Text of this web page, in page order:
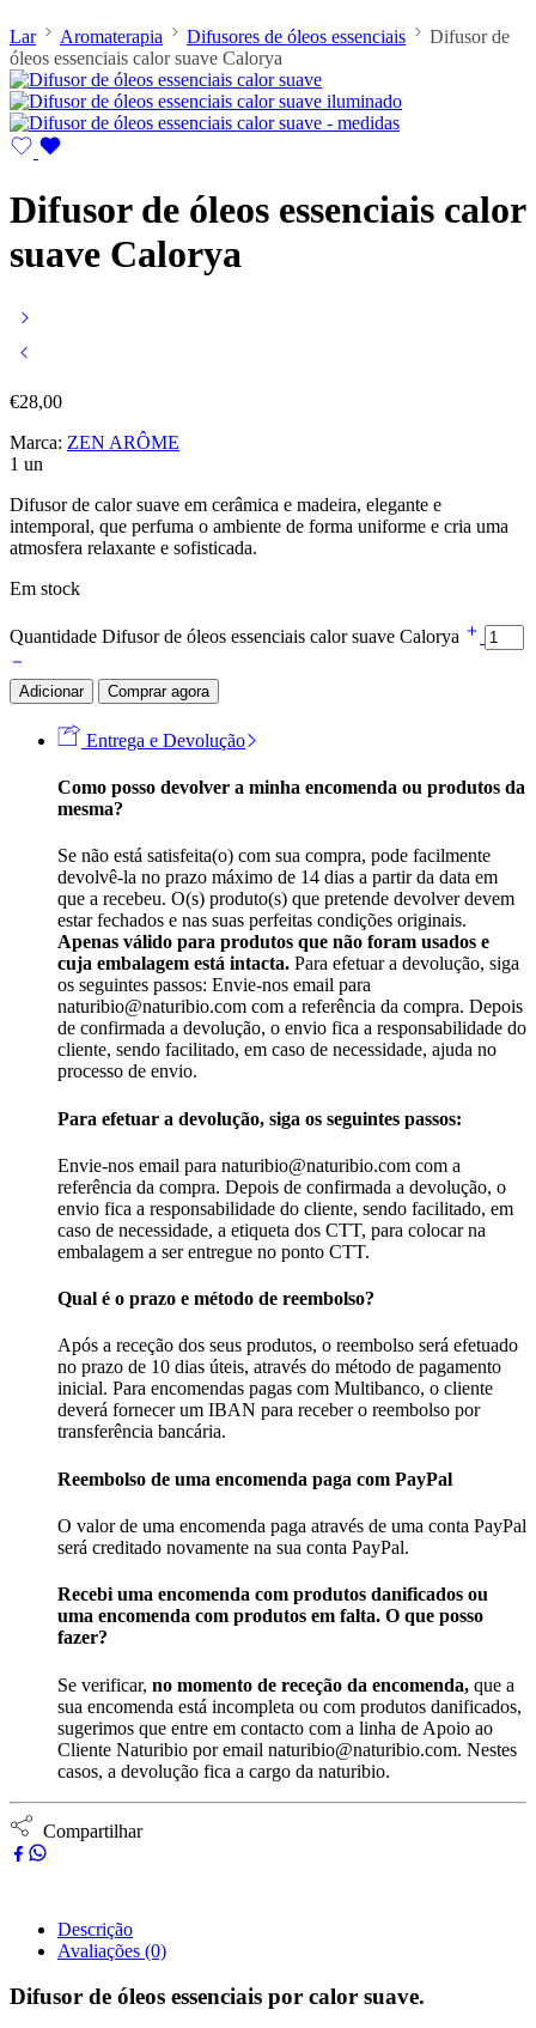
Lar Aromaterapia Difusores de óleos essenciais
Difusor de
óleos essenciais calor suave Calorya
Difusor de óleos essenciais calor
suave Calorya
€28,00
Marca: ZEN ARÔME
1 un
Difusor de calor suave em cerâmica e madeira, elegante e
intemporal, que perfuma o ambiente de forma uniforme e cria uma
atmosfera relaxante e sofisticada.
Em stock
Quantidade Difusor de óleos essenciais calor suave Calorya
Adicionar Comprar agora
Entrega e Devolução
Como posso devolver a minha encomenda ou produtos da
mesma?
Se não está satisfeita(o) com sua compra, pode facilmente
devolvê-la no prazo máximo de 14 dias a partir da data em
que a recebeu. O(s) produto(s) que pretende devolver devem
estar fechados e nas suas perfeitas condições originais.
Apenas válido para produtos que não foram usados e
cuja embalagem está intacta. Para efetuar a devolução, siga
os seguintes passos: Envie-nos email para
naturibio@naturibio.com com a referência da compra. Depois
de confirmada a devolução, o envio fica a responsabilidade do
cliente, sendo facilitado, em caso de necessidade, ajuda no
processo de envio.
Para efetuar a devolução, siga os seguintes passos:
Envie-nos email para naturibio@naturibio.com com a
referência da compra. Depois de confirmada a devolução, o
envio fica a responsabilidade do cliente, sendo facilitado, em
caso de necessidade, a etiqueta dos CTT, para colocar na
embalagem a ser entregue no ponto CTT.
Qual é o prazo e método de reembolso?
Após a receção dos seus produtos, o reembolso será efetuado
no prazo de 10 dias úteis, através do método de pagamento
inicial. Para encomendas pagas com Multibanco, o cliente
deverá fornecer um IBAN para receber o reembolso por
transferência bancária.
Reembolso de uma encomenda paga com PayPal
O valor de uma encomenda paga através de uma conta PayPal
será creditado novamente na sua conta PayPal.
Recebi uma encomenda com produtos danificados ou
uma encomenda com produtos em falta. O que posso
fazer?
Se verificar, no momento de receção da encomenda, que a
sua encomenda está incompleta ou com produtos danificados,
sugerimos que entre em contacto com a linha de Apoio ao
Cliente Naturibio por email naturibio@naturibio.com. Nestes
casos, a devolução fica a cargo da naturibio.
Compartilhar
Descrição
Avaliações (0)
Difusor de óleos essenciais por calor suave.